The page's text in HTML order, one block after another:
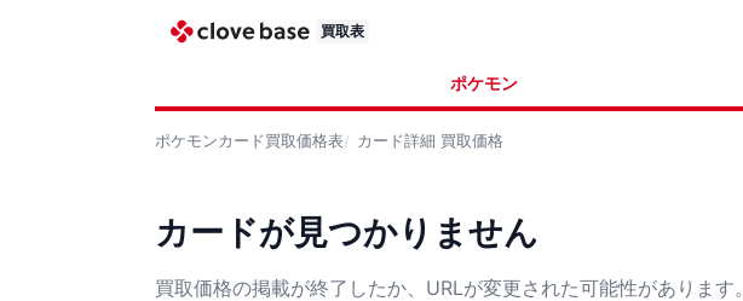
買取表
ポケモン
ポケモンカード買取価格表 カード詳細 買取価格
カードが見つかりません
買取価格の掲載が終了したか、URLが変更された可能性があります。